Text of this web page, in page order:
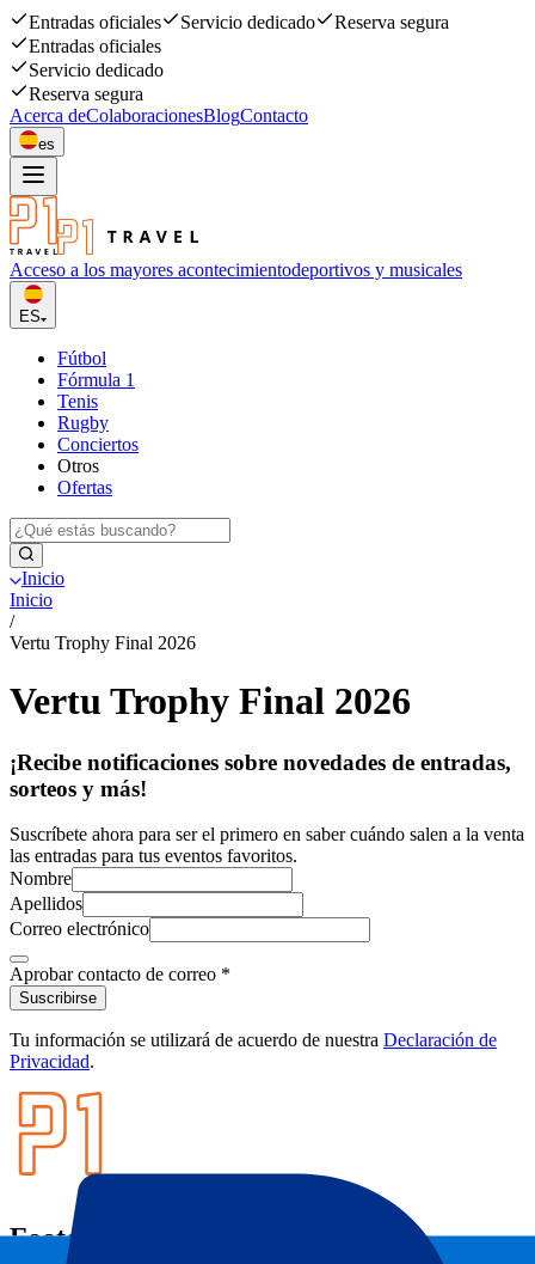
Entradas oficiales Servicio dedicado
Reserva segura
Entradas oficiales
Servicio dedicado
Reserva segura
Acerca deColaboracionesBlogContacto
es
Acceso a los mayores acontecimientodeportivos y musicales
ES
Fútbol
Fórmula 1
Tenis
Rugby
Conciertos
Otros
Ofertas
Inicio
Inicio
/
Vertu Trophy Final 2026
Vertu Trophy Final 2026
¡Recibe notificaciones sobre novedades de entradas,
sorteos y más!
Suscríbete ahora para ser el primero en saber cuándo salen a la venta
las entradas para tus eventos favoritos.
Nombre
Apellidos
Correo electrónico
Aprobar contacto de correo *
Suscribirse
Tu información se utilizará de acuerdo de nuestra Declaración de
Privacidad.
Footer menu